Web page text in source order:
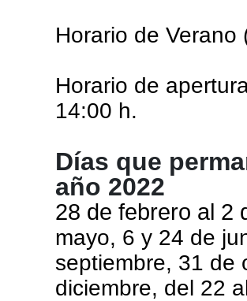
Horario de
Horario de
14:00 h.
Días que
año 2022
28 de febrero al 2
mayo, 6 y 24 de
septiembre, 31 de
diciembre, del 22